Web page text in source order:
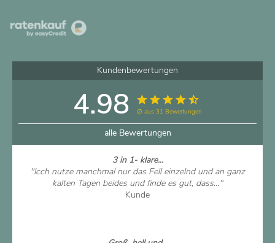
Kundenbewertungen
4.98 ∅ aus 31 Bewertungen
alle Bewertungen
3 in 1- klare...
"Icch nutze manchmal nur das Fell einzelnd und an ganz
kalten Tagen beides und finde es gut, dass..."
Kunde